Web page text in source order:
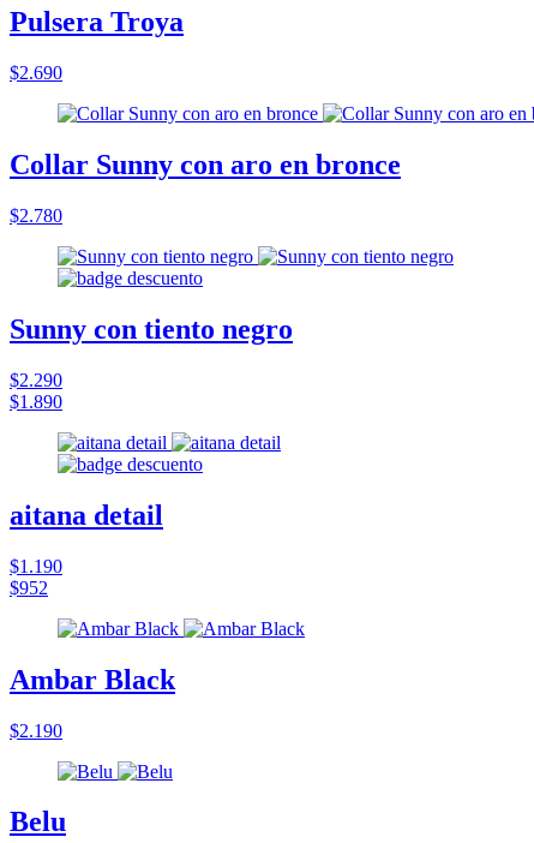
Pulsera Troya
$2.690
Collar Sunny con aro en bronce
$2.780
Sunny con tiento negro
$2.290
$1.890
aitana detail
$1.190
$952
Ambar Black
$2.190
Belu